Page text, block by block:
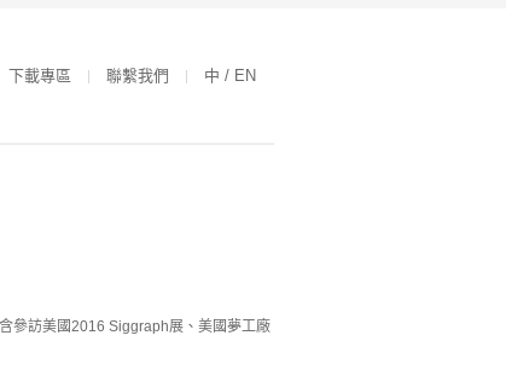
下載專區 聯繫我們 中 / EN
參訪美國2016 Siggraph展、美國夢工廠